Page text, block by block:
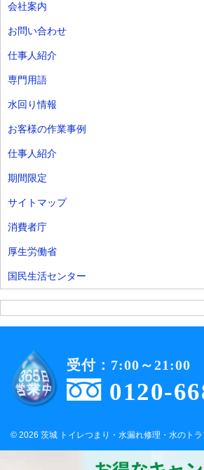
会社案内
お問い合わせ
仕事人紹介
専門用語
水回り情報
お客様の作業事例
仕事人紹介
期間限定
サイトマップ
消費者庁
厚生労働省
国民生活センター
0120-
受付：7:00～21:00
© 2026 茨城 トイレつまり・水漏れ修理・水のト